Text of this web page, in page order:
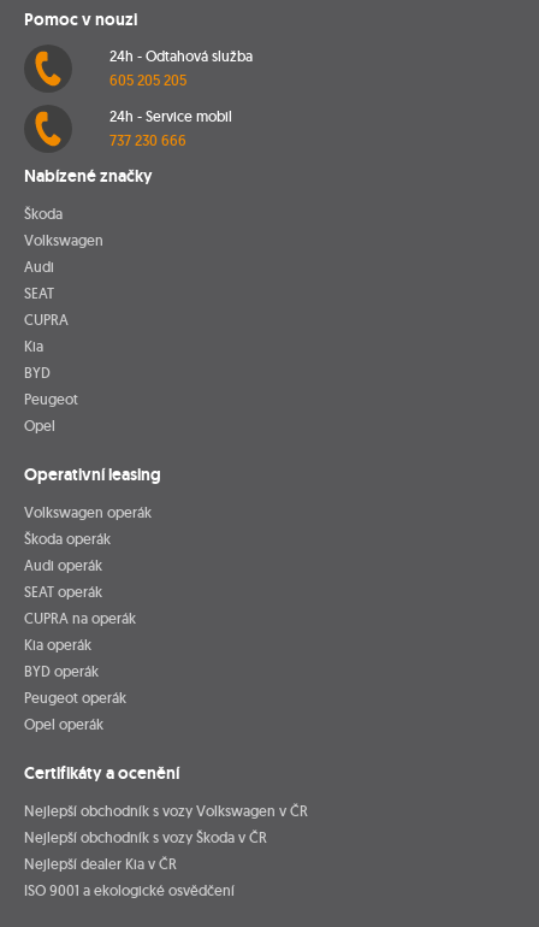
Pomoc v nouzi
24h - Odtahová služba
605 205 205
24h - Service mobil
737 230 666
Nabízené značky
Škoda
Volkswagen
Audi
SEAT
CUPRA
Kia
BYD
Peugeot
Opel
Operativní leasing
Volkswagen operák
Škoda operák
Audi operák
SEAT operák
CUPRA na operák
Kia operák
BYD operák
Peugeot operák
Opel operák
Certifikáty a ocenění
Nejlepší obchodník s vozy Volkswagen v ČR
Nejlepší obchodník s vozy Škoda v ČR
Nejlepší dealer Kia v ČR
ISO 9001 a ekologické osvědčení